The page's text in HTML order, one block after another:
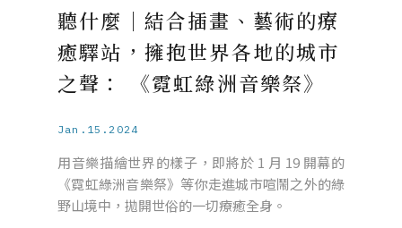
聽什麼｜結合插畫、藝術的療
癒驛站，擁抱世界各地的城市
之聲： 《霓虹綠洲音樂祭》
Jan.15.2024
用音樂描繪世界的樣子，即將於 1 月 19 開幕的
《霓虹綠洲音樂祭》等你走進城市喧鬧之外的綠
野山境中，拋開世俗的一切療癒全身。